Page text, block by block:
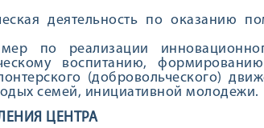
деятельность по оказанию
по реализации
воспитанию,
(добровольческого)
семей, инициативной молодежи.
ЦЕНТРА